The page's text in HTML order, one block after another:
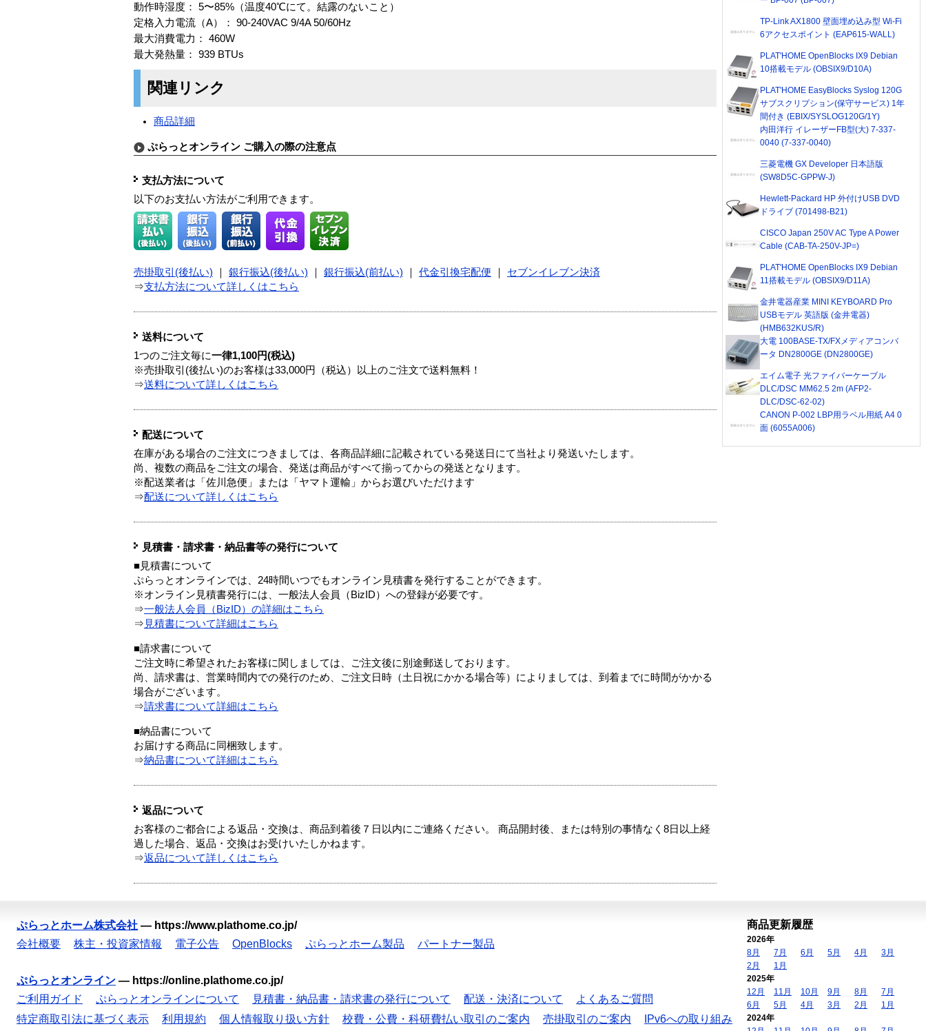
動作時湿度： 5〜85%（温度40℃にて。結露のないこと）
定格入力電流（A）： 90-240VAC 9/4A 50/60Hz
最大消費電力： 460W
最大発熱量： 939 BTUs
関連リンク
商品詳細
ぷらっとオンライン ご購入の際の注意点
支払方法について
以下のお支払い方法がご利用できます。
売掛取引(後払い) 銀行振込(後払い) 銀行振込(前払い) 代金引換宅配便
セブンイレブン決済
⇒支払方法について詳しくはこちら
送料について
1つのご注文毎に一律1,100円(税込)
※売掛取引(後払い)のお客様は33,000円（税込）以上のご注文で送料無料！
⇒送料について詳しくはこちら
配送について
在庫がある場合のご注文につきましては、各商品詳細に記載されている発送日にて当社より発送いたします。
尚、複数の商品をご注文の場合、発送は商品がすべて揃ってからの発送となります。
※配送業者は「佐川急便」または「ヤマト運輸」からお選びいただけます
⇒配送について詳しくはこちら
見積書・請求書・納品書等の発行について
■見積書について
ぷらっとオンラインでは、24時間いつでもオンライン見積書を発行することができます。
※オンライン見積書発行には、一般法人会員（BizID）への登録が必要です。
⇒一般法人会員（BizID）の詳細はこちら
⇒ 見積書について詳細はこちら
■請求書について
ご注文時に希望されたお客様に関しましては、ご注文後に別途郵送しております。
尚、請求書は、営業時間内での発行のため、ご注文日時（土日祝にかかる場合等）によりましては、到着までに時間がかかる
場合がございます。
⇒請求書について詳細はこちら
■納品書について
お届けする商品に同梱致します。
⇒納品書について詳細はこちら
返品について
お客様のご都合による返品・交換は、商品到着後７日以内にご連絡ください。 商品開封後、または特別の事情なく8日以上経
過した場合、返品・交換はお受けいたしかねます。
⇒返品について詳しくはこちら
TP-Link AX1800 壁面埋め込み型 Wi-Fi
6アクセスポイント (EAP615-WALL)
PLAT'HOME OpenBlocks IX9 Debian
10搭載モデル (OBSIX9/D10A)
PLAT'HOME EasyBlocks Syslog 120G
サブスクリプション(保守サービス) 1年
間付き (EBIX/SYSLOG120G/1Y)
内田洋行 イレーザーFB型(大) 7-337-
0040 (7-337-0040)
三菱電機 GX Developer 日本語版
(SW8D5C-GPPW-J)
Hewlett-Packard HP 外付けUSB DVD
ドライブ (701498-B21)
CISCO Japan 250V AC Type A Power
Cable (CAB-TA-250V-JP=)
PLAT'HOME OpenBlocks IX9 Debian
11搭載モデル (OBSIX9/D11A)
金井電器産業 MINI KEYBOARD Pro
USBモデル 英語版 (金井電器)
(HMB632KUS/R)
大電 100BASE-TX/FXメディアコンバ
ータ DN2800GE (DN2800GE)
エイム電子 光ファイバーケーブル
DLC/DSC MM62.5 2m (AFP2-
DLC/DSC-62-02)
CANON P-002 LBP用ラベル用紙 A4 0
面 (6055A006)
ぷらっとホーム株式会社 — https://www.plathome.co.jp/
会社概要
株主・投資家情報 電子公告 OpenBlocks ぷらっとホーム製品 パートナー製品
ぷらっとオンライン — https://online.plathome.co.jp/
ご利用ガイド
ぷらっとオンラインについて 見積書・納品書・請求書の発行について 配送・決済について
よくあるご質問
特定商取引法に基づく表示
利用規約 個人情報取り扱い方針 校費・公費・科研費払い取引のご案内 売掛取引のご案内 IPv6への取り組み
商品更新履歴
2026年
8月
7月 6月 5月 4月
3月
2月
1月
2025年
12月
11月 10月 9月 8月
7月
6月
5月 4月 3月 2月
1月
2024年